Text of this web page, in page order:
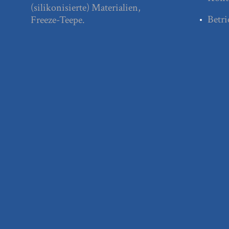
(silikonisierte) Materialien,
Freeze-Teepe.